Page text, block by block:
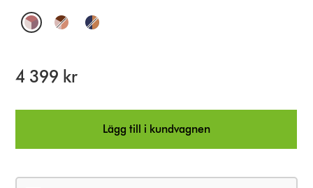
O
t
n
s
4 399 kr
Lägg till i kundvagnen